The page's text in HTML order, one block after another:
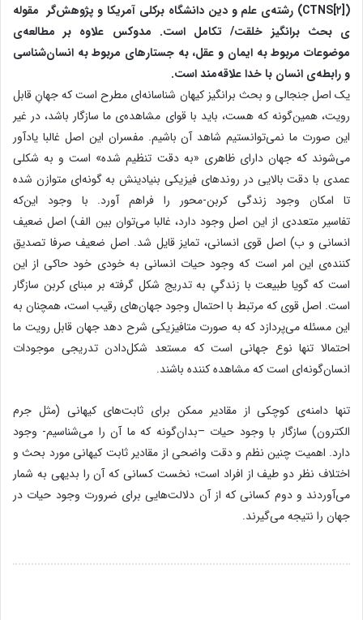
([۲]CTNS) رشته‌ی علم و دین دانشگاه برکلی آمریکا و پژوهش‌گر مقوله
ی بحث برانگیز خلقت/ تکامل است. مدوکس علاوه بر مطالعه‌ی
موضوعات مربوط به ایمان و عقل، به جستارهای مربوط به انسان‌شناسی
و رابطه‌ی انسان با خدا علاقه‌مند است.
یک اصل جنجالی و بحث برانگیز کیهان شناسانه‌ای مطرح است که جهانِ قابل
رویت، همین‌گونه که هست، باید با قوای مشاهده‌ی ما سازگار باشد، در غیر
این صورت ما نمی‌‌توانستیم شاهد آن باشیم. مفسران این اصل غالبا یادآور
می‌شوند که جهان دارای ظاهری «به دقت تنظیم شده» است و به شکلی
عمدی با دقت بالایی در روندهای فیزیکی بنیادینش به گونه‌ای متوازن شده
تا امکان وجود زندگی کربن-محور را فراهم آورد. با وجود این‌که
تفاسیر متعددی از این اصل وجود دارد، غالبا می‌توان بین الف) اصل ضعیف
انسانی و ب) اصل قوی انسانی، تمایز قایل شد. اصل ضعیف صرفا تصدیق
کننده‌ی این امر است که وجود حیات انسانی به خودی خود حاکی از این
است که گویا طبیعت با زندگیِ به تدریج شکل گرفته بر مبنای کربن سازگار
است. اصل قوی که مرتبط با احتمال وجود جهان‌های رقیب است، همچنان به
این مسئله می‌پردازد که به صورت متافیزیکی شرح دهد جهان قابل رویت ما
احتمالا تنها نوع جهانی است که مستعد شکل‌دادن تدریجی موجودات
انسان‌گونه‌ای است که مشاهده کننده باشند.
تنها دامنه‌ی کوچکی از مقادیر ممکن برای ثابت‌های کیهانی (مثل جرم
الکترون) سازگار با وجود حیات –بدان‌‌گونه‌ که ما آن را می‌شناسیم- وجود
دارد. اهمیت چنین نظم و دقت واضحی از مقادیر ثابت کیهانی مورد بحث و
اختلاف نظر دو طیف از افراد است؛ نخست کسانی که آن را بدیهی به شمار
می‌آوردند و دوم کسانی که از آن دلالت‌هایی برای ضرورت وجود حیات در
جهان را نتیجه می‌گیرند.